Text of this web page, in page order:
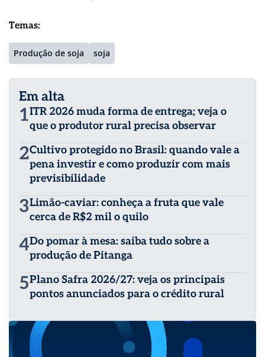
Temas:
Produção de soja soja
Em alta
1ITR 2026 muda forma de entrega; veja o
que o produtor rural precisa observar
2Cultivo protegido no Brasil: quando vale a
pena investir e como produzir com mais
previsibilidade
3Limão-caviar: conheça a fruta que vale
cerca de R$2 mil o quilo
4Do pomar à mesa: saiba tudo sobre a
produção de Pitanga
5Plano Safra 2026/27: veja os principais
pontos anunciados para o crédito rural